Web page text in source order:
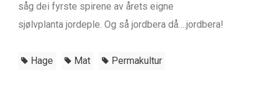
såg dei fyrste spirene av årets eigne
sjølvplanta jordeple. Og så jordbera då….jordbera!
Hage Mat Permakultur